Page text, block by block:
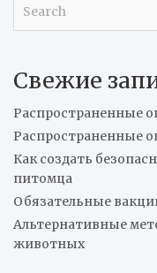
c
Свежие
Распространенные
Распространенные
Как создать
питомца
Обязательные
Альтернативные
животных